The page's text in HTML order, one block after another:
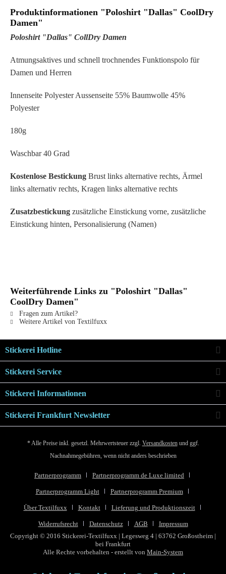
Produktinformationen "Poloshirt "Dallas" CoolDry
Damen"
Poloshirt "Dallas" CollDry Damen
Atmungsaktives und schnell trochnendes Funktionspolo für
Damen und Herren
Innenseite Polyester Aussenseite 55% Baumwolle 45%
Polyester
180g
Waschbar 40 Grad
Kostenlose Bestickung Brust links alternative rechts, Ärmel
links alternativ rechts, Kragen links alternative rechts
Zusatzbestickung zusätzliche Einstickung vorne, zusätzliche
Einstickung hinten, Personalisierung (Namen)
Weiterführende Links zu "Poloshirt "Dallas"
CoolDry Damen"
Fragen zum Artikel?
Weitere Artikel von Textilfuxx
Stickerei Hotline
Stickerei Service
Stickerei Informationen
Stickerei Frankfurt Newsletter
* Alle Preise inkl. gesetzl. Mehrwertsteuer zzgl. Versandkostenund ggf.
Nachnahmegebühren, wenn nicht anders beschrieben
Partnerprogramm Partnerprogramm de Luxe limited
Partnerprogramm Light Partnerprogramm Premium
Über Textilfuxx Kontakt Lieferung und Produktionszeit
Widerrufsrecht Datenschutz AGB
Impressum
Copyright © 2016 Stickerei-Textilfuxx | Legesweg 4 | 63762 Großostheim |
bei Frankfurt
Alle Rechte vorbehalten - erstellt von Main-System